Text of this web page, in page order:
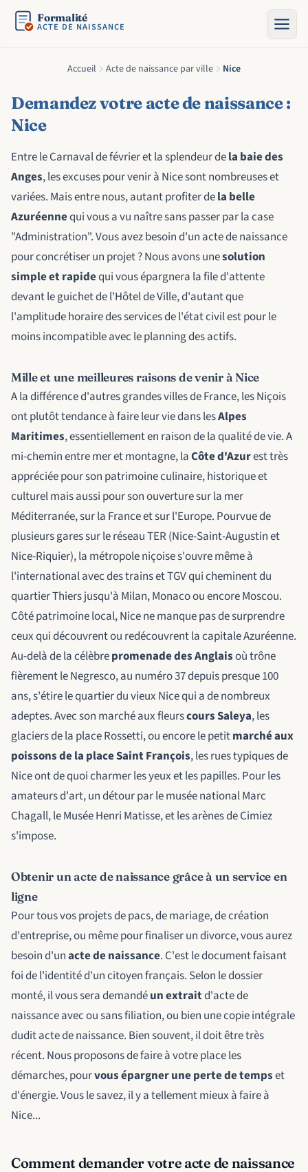
Formalité
ACTE DE NAISSANCE
Accueil Acte de naissance par ville Nice
Demandez votre acte de naissance :
Nice
Entre le Carnaval de février et la splendeur dela baie des
Anges, les excuses pour venir à Nice sont nombreuses et
variées. Mais entre nous, autant profiter dela belle
Azuréennequi vous a vu naître sans passer par la case
"Administration". Vous avez besoin d'un acte de naissance
pour concrétiser un projet ? Nous avons unesolution
simple et rapidequi vous épargnera la file d'attente
devant le guichet de l'Hôtel de Ville, d'autant que
l'amplitude horaire des services de l'état civil est pour le
moins incompatible avec le planning des actifs.
Mille et une meilleures raisons de venir à Nice
A la différence d'autres grandes villes de France, les Niçois
ont plutôt tendance à faire leur vie dans lesAlpes
Maritimes, essentiellement en raison de la qualité de vie. A
mi-chemin entre mer et montagne, laCôte d'Azurest très
appréciée pour son patrimoine culinaire, historique et
culturel mais aussi pour son ouverture sur la mer
Méditerranée, sur la France et sur l'Europe. Pourvue de
plusieurs gares sur le réseau TER (Nice-Saint-Augustin et
Nice-Riquier), la métropole niçoise s'ouvre même à
l'international avec des trains et TGV qui cheminent du
quartier Thiers jusqu'à Milan, Monaco ou encore Moscou.
Côté patrimoine local, Nice ne manque pas de surprendre
ceux qui découvrent ou redécouvrent la capitale Azuréenne.
Au-delà de la célèbrepromenade des Anglaisoù trône
fièrement le Negresco, au numéro 37 depuis presque 100
ans, s'étire le quartier du vieux Nice qui a de nombreux
adeptes. Avec son marché aux fleurscours Saleya, les
glaciers de la place Rossetti, ou encore le petitmarché aux
poissons de la place Saint François, les rues typiques de
Nice ont de quoi charmer les yeux et les papilles. Pour les
amateurs d'art, un détour par le musée national Marc
Chagall, le Musée Henri Matisse, et les arènes de Cimiez
s'impose.
Obtenir un acte de naissance grâce à un service en
ligne
Pour tous vos projets de pacs, de mariage, de création
d'entreprise, ou même pour finaliser un divorce, vous aurez
besoin d'unacte de naissance. C'est le document faisant
foi de l'identité d'un citoyen français. Selon le dossier
monté, il vous sera demandéun extraitd'acte de
naissance avec ou sans filiation, ou bien une copie intégrale
dudit acte de naissance. Bien souvent, il doit être très
récent. Nous proposons de faire à votre place les
démarches, pourvous épargner une perte de tempset
d'énergie. Vous le savez, il y a tellement mieux à faire à
Nice...
Comment demander votre acte de naissance